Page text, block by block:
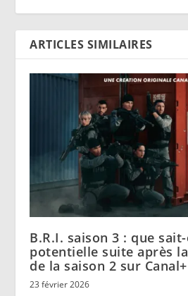
ARTICLES SIMILAIRES
B.R.I. saison 3 : que sait-
potentielle suite après
de la saison 2 sur Canal+
23 février 2026